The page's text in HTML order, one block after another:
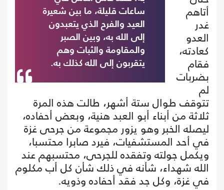
ساعات قليلة، ما بين شعيرة
العيد والفرح الذي يتعبدون
إلى الله به، وبين الصبر
والمقاومة والثبات وهم
يتقربون إلى الله كذلك به.
أتاهم
غدر
العدو
كعادته،
فقام
بضربات
لم
تتوقف طوال ستة أشهر، طالت هذه المرة
ثلاثة من أبناء أبو العبد هنية، وبعض أحفاده،
ليصله الخبر وهو يزور مجموعة من جرحى غزة
في أحد المستشفيات، فيرد صابرا محتسبا،
ويكمل جولته وتفقده للجرحى، محتسبهم عند
الله شهداء، شأنه في ذلك شأن كل أب مكلوم
في غزة، وكل جد فقد أحفاده وذويه.